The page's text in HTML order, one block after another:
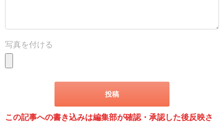
写真を付ける
この記事への書き込みは編集部が確認・承認した後反映さ